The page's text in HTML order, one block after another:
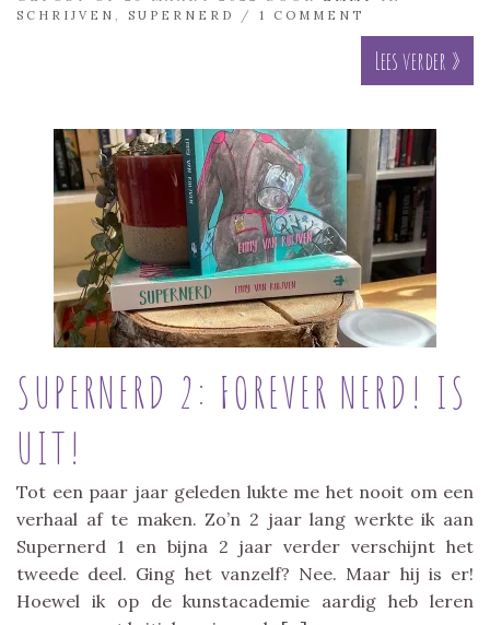
SCHRIJVEN
SUPERNERD / 1 COMMENT
Lees verder »
SUPERNERD 2: FOREVER NERD! IS
UIT!
Tot een paar jaar geleden lukte me het nooit om een
verhaal af te maken. Zo’n 2 jaar lang werkte ik aan
Supernerd 1 en bijna 2 jaar verder verschijnt het
tweede deel. Ging het vanzelf? Nee. Maar hij is er!
Hoewel ik op de kunstacademie aardig heb leren